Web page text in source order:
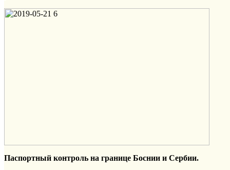
Паспортный контроль на границе Боснии и Сербии.